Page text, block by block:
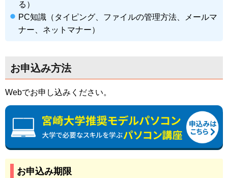
る）
PC知識（タイピング、ファイルの管理方法、メールマ
ナー、ネットマナー）
お申込み方法
Webでお申し込みください。
お申込み期限